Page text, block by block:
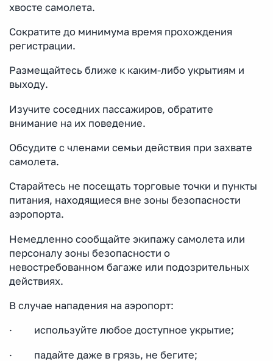
хвосте самолета.
Сократите до минимума время прохождения
регистрации.
Размещайтесь ближе к каким-либо укрытиям и
выходу.
Изучите соседних пассажиров, обратите
внимание на их поведение.
Обсудите с членами семьи действия при захвате
самолета.
Старайтесь не посещать торговые точки и пункты
питания, находящиеся вне зоны безопасности
аэропорта.
Немедленно сообщайте экипажу самолета или
персоналу зоны безопасности о
невостребованном багаже или подозрительных
действиях.
В случае нападения на аэропорт:
· используйте любое доступное укрытие;
· падайте даже в грязь, не бегите;